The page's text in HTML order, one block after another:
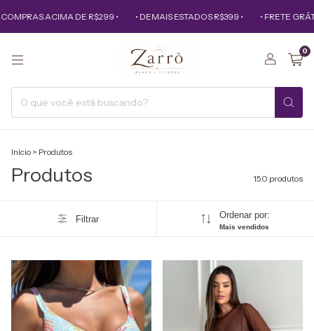
ACIMA DE R$299 • • DEMAIS ESTADOS R$399 • • FRETE GRÁTIS
0
Início > Produtos
Produtos 150 produtos
Filtrar Ordenar por:
Mais vendidos